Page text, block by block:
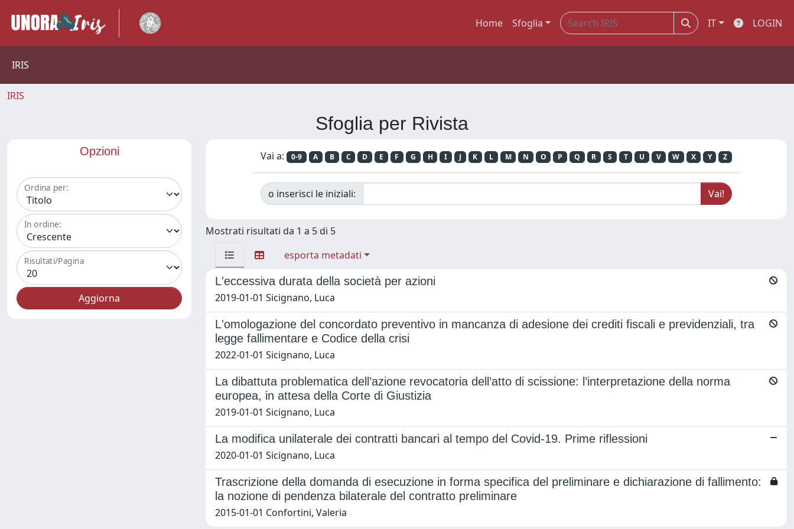
Home Sfoglia IT LOGIN
IRIS
IRIS
Sfoglia per Rivista
Opzioni
Ordina per:
In ordine:
Risultati/Pagina
Vai a: 0-9 A B C D E F G H I J K L M N O P Q R S T U V W X Y Z
o inserisci le iniziali:
Mostrati risultati da 1 a 5 di 5
esporta metadati
L'eccessiva durata della società per azioni
2019-01-01 Sicignano, Luca
L'omologazione del concordato preventivo in mancanza di adesione dei crediti fiscali e previdenziali, tra
legge fallimentare e Codice della crisi
2022-01-01 Sicignano, Luca
La dibattuta problematica dell’azione revocatoria dell’atto di scissione: l’interpretazione della norma
europea, in attesa della Corte di Giustizia
2019-01-01 Sicignano, Luca
La modifica unilaterale dei contratti bancari al tempo del Covid-19. Prime riflessioni
2020-01-01 Sicignano, Luca
Trascrizione della domanda di esecuzione in forma specifica del preliminare e dichiarazione di fallimento:
la nozione di pendenza bilaterale del contratto preliminare
2015-01-01 Confortini, Valeria